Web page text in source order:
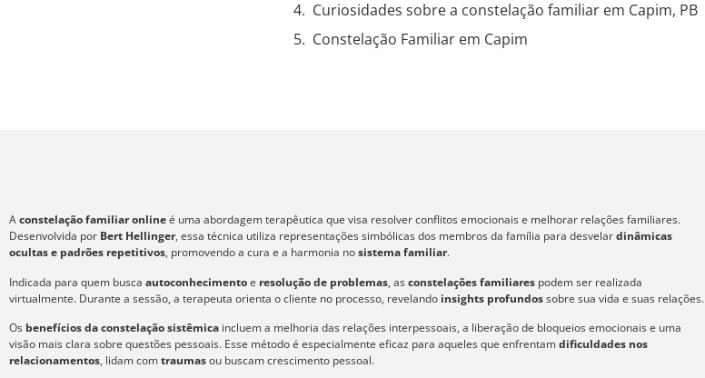
Curiosidades sobre a constelação familiar em Capim, PB
Constelação Familiar em Capim
Aconstelação familiar onlineé uma abordagem terapêutica que visa resolver conflitos emocionais e melhorar relações familiares.
Desenvolvida por Bert Hellinger, essa técnica utiliza representações simbólicas dos membros da família para desvelardinâmicas
ocultas e padrões repetitivos, promovendo a cura e a harmonia nosistema familiar.
Indicada para quem busca autoconhecimentoe resolução de problemas, asconstelações familiares podem ser realizada
virtualmente. Durante a sessão, a terapeuta orienta o cliente no processo, revelando insights profundossobre sua vida e suas relações.
Os benefícios da constelação sistêmica incluem a melhoria das relações interpessoais, a liberação de bloqueios emocionais e uma
visão mais clara sobre questões pessoais. Esse método é especialmente eficaz para aqueles que enfrentamdificuldades nos
relacionamentos, lidam comtraumasou buscam crescimento pessoal.